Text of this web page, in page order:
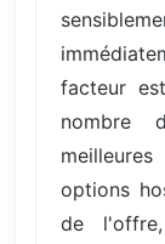
facteur
nombre
options
de